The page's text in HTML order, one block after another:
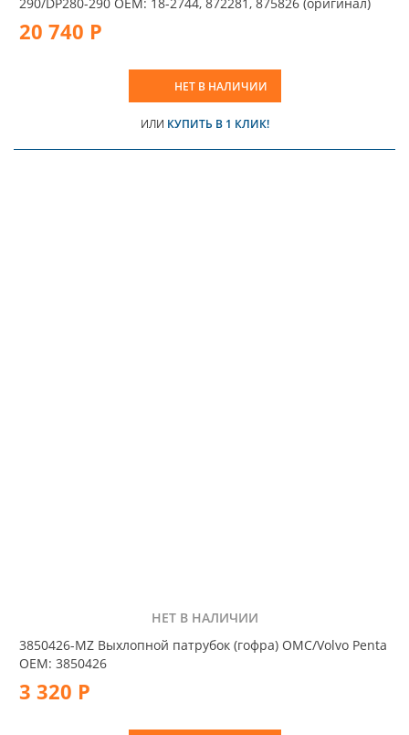
290/DP280-290 OEM: 18-2744, 872281, 875826 (оригинал)
20 740 Р
НЕТ В НАЛИЧИИ
ИЛИ КУПИТЬ В 1 КЛИК!
НЕТ В НАЛИЧИИ
3850426-MZ Выхлопной патрубок (гофра) OMC/Volvo Penta
OEM: 3850426
3 320 Р